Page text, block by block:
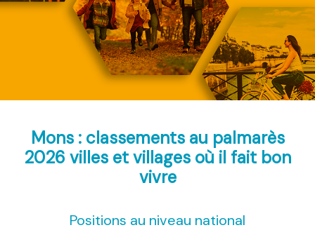
Mons : classements au palmarès
2026 villes et villages où il fait bon
vivre
Positions au niveau national